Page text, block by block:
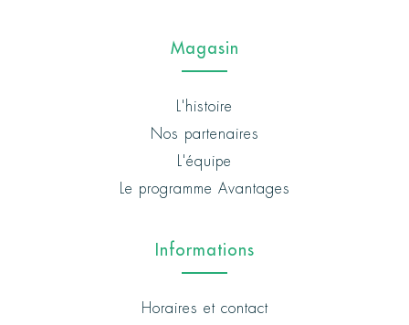
Magasin
L'histoire
Nos partenaires
L'équipe
Le programme Avantages
Informations
Horaires et contact